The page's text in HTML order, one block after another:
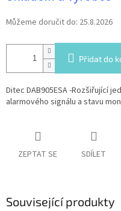
Můžeme doručit do: 25.8.2026
Přidat do
Ditec DAB905ESA -Rozšiřující
alarmového signálu a stavu
ZEPTAT SE SDÍLET
Související produkty